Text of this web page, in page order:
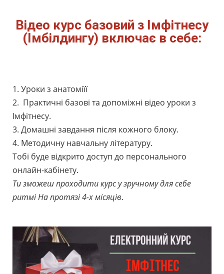
Відео курс базовий з Імфітнесу
(Імбілдингу) включає в себе:
1. Уроки з анатоміїї
2. Практичні базові та допоміжні відео уроки з
Імфітнесу.
3. Домашні завдання після кожного блоку.
4. Методичну навчальну літературу.
Тобі буде відкрито доступ до персонального
онлайн-кабінету.
Ти зможеш проходити курс у зручному для себе
ритмі На протязі 4-х місяців.